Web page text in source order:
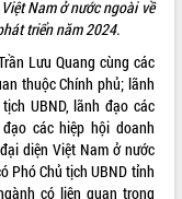
Nam ở nước ngoài về
triển năm 2024.
Lưu Quang cùng các
thuộc Chính phủ; lãnh
UBND, lãnh đạo các
các hiệp hội doanh
diện Việt Nam ở nước
Phó Chủ tịch UBND tỉnh
có liên quan trong